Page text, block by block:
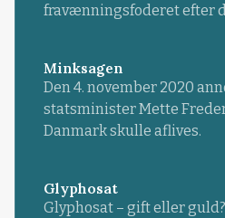
fravænningsfoderet efter
Minksagen
Den 4. november 2020
statsminister Mette
Danmark skulle aflives.
Glyphosat
Glyphosat – gift eller